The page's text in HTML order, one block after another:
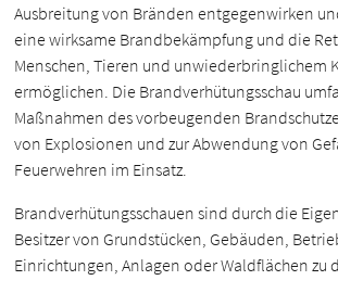
Ausbreitung von Bränden entgegenwirken
eine wirksame Brandbekämpfung und die
Menschen, Tieren und unwiederbringlichem
ermöglichen. Die Brandverhütungsschau
Maßnahmen des vorbeugenden
von Explosionen und zur Abwendung von
Feuerwehren im Einsatz.
Brandverhütungsschauen sind durch die
Besitzer von Grundstücken, Gebäuden,
Einrichtungen, Anlagen oder Waldflächen zu